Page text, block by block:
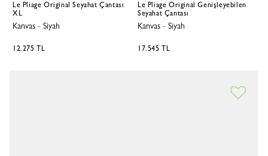
Le Pliage Original Seyahat Çantası
XL
Kanvas - Siyah
12.275 TL
Le Pliage Original Genişleyebilen
Seyahat Çantası
Kanvas - Siyah
17.545 TL